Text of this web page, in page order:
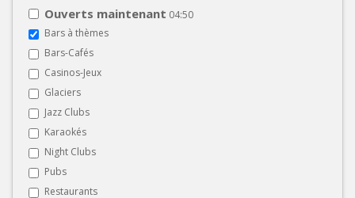
Ouverts maintenant 04:50
Bars à thèmes
Bars-Cafés
Casinos-Jeux
Glaciers
Jazz Clubs
Karaokés
Night Clubs
Pubs
Restaurants